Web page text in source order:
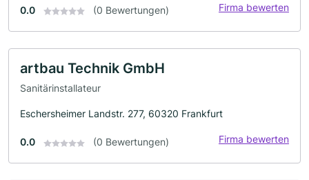
0.0 (0 Bewertungen) Firma bewerten
artbau Technik GmbH
Sanitärinstallateur
Eschersheimer Landstr. 277, 60320 Frankfurt
0.0 (0 Bewertungen) Firma bewerten